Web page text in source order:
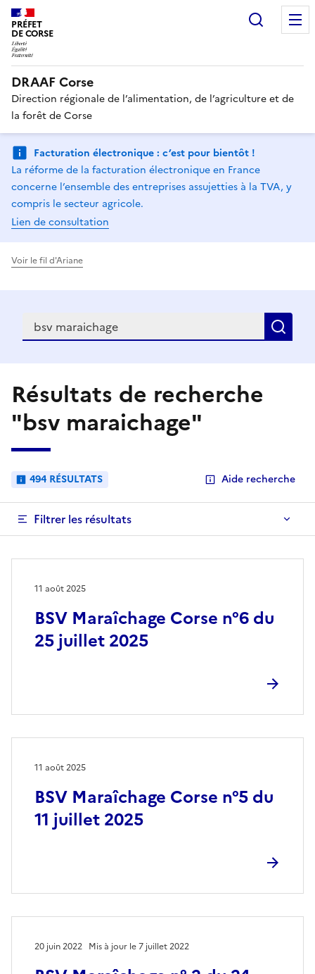
PRÉFET
DE CORSE
DRAAF Corse
Direction régionale de l’alimentation, de l’agriculture et de
la forêt de Corse
Facturation électronique : c’est pour bientôt !
La réforme de la facturation électronique en France
concerne l’ensemble des entreprises assujetties à la TVA, y
compris le secteur agricole.
Lien de consultation
Voir le fil d'Ariane
Recherche
Résultats de recherche
"bsv maraichage"
494 RÉSULTATS Aide recherche
Filtrer les résultats
BSV Maraîchage Corse n°6 du
25 juillet 2025
11 août 2025
BSV Maraîchage Corse n°5 du
11 juillet 2025
11 août 2025
20 juin 2022 Mis à jour le 7 juillet 2022